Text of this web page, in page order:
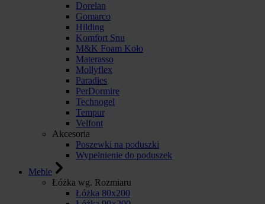
Dorelan
Gomarco
Hilding
Komfort Snu
M&K Foam Koło
Materasso
Mollyflex
Paradies
PerDormire
Technogel
Tempur
Velfont
Akcesoria
Poszewki na poduszki
Wypełnienie do poduszek
Meble
Łóżka wg. Rozmiaru
Łóżka 80x200